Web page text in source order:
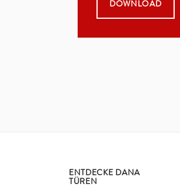
DOWNLOAD
ENTDECKE DANA
TÜREN